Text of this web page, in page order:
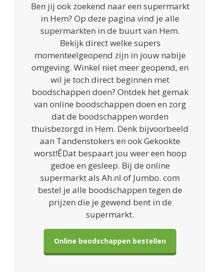
Ben jij ook zoekend naar een supermarkt
in Hem? Op deze pagina vind je alle
supermarkten in de buurt van Hem.
Bekijk direct welke supers
momenteelgeopend zijn in jouw nabije
omgeving. Winkel niet meer geopend, en
wil je toch direct beginnen met
boodschappen doen? Ontdek het gemak
van online boodschappen doen en zorg
dat de boodschappen worden
thuisbezorgd in Hem. Denk bijvoorbeeld
aan Tandenstokers en ook Gekookte
worst!ÊDat bespaart jou weer een hoop
gedoe en gesleep. Bij de online
supermarkt als Ah.nl of Jumbo. com
bestel je alle boodschappen tegen de
prijzen die je gewend bent in de
supermarkt.
Online boodschappen bestellen